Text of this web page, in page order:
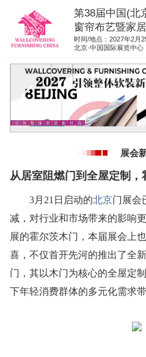
第38届中国(北
窗帘布艺暨家
时间/地点：2027年2月
北京·中国国际展览中心
网站首页
展商服务
展位申请
集团展会
展会
从居室阻燃门到全屋定制
3月21日启动的北京门展会
减，对行业和市场带来的影响
展的霍尔茨木门，本届展会上
喜，不仅首开先河的推出了全
门，其以木门为核心的全屋定
下年轻消费群体的多元化需求